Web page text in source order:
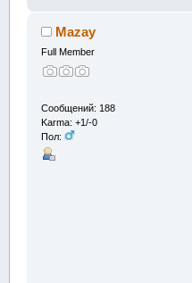
Mazay
Full Member
Сообщений: 188
Karma: +1/-0
Пол: